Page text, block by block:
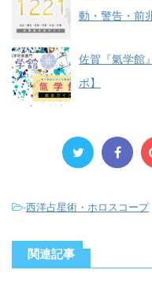
動・警告・前
佐賀『氣学館
ポ】
-西洋占星術・ホロスコープ
関連記事